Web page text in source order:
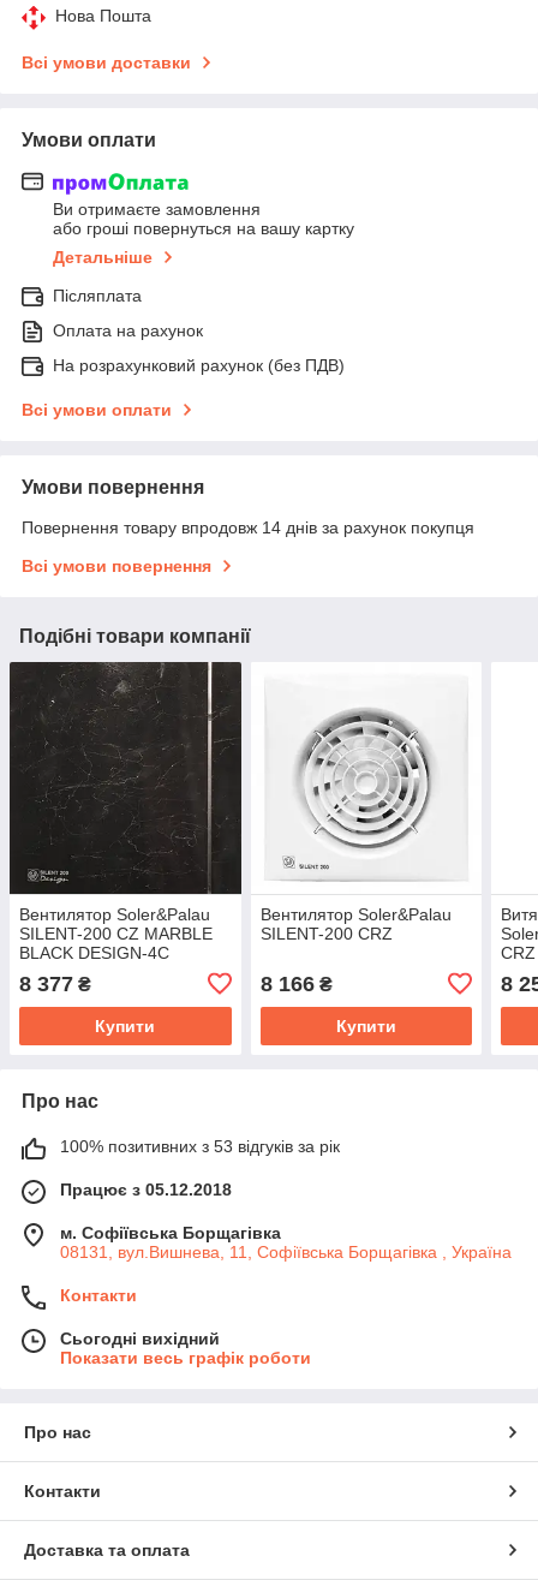
Нова Пошта
Всі умови доставки
Умови оплати
Ви отримаєте замовлення
або гроші повернуться на вашу картку
Детальніше
Післяплата
Оплата на рахунок
На розрахунковий рахунок (без ПДВ)
Всі умови оплати
Умови повернення
Повернення товару впродовж 14 днів за рахунок покупця
Всі умови повернення
Подібні товари компанії
Вентилятор Soler&Palau
SILENT-200 CZ MARBLE
BLACK DESIGN-4C
8 377 ₴
Купити
Вентилятор Soler&Palau
SILENT-200 CRZ
8 166₴
Купити
8
Про нас
100% позитивних з 53 відгуків за рік
Працює з 05.12.2018
м. Софіївська Борщагівка
08131, вул.Вишнева, 11, Софіївська Борщагівка , Україна
Контакти
Сьогодні вихідний
Показати весь графік роботи
Про нас
Контакти
Доставка та оплата